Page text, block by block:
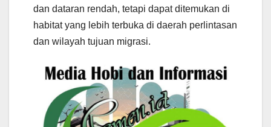
dan dataran rendah, tetapi dapat ditemukan di
habitat yang lebih terbuka di daerah perlintasan
dan wilayah tujuan migrasi.